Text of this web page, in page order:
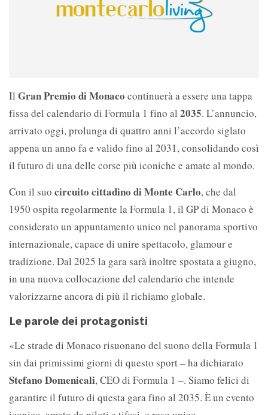
Il Gran Premio di Monaco continuerà a essere una tappa
fissa del calendario di Formula 1 fino al 2035. L’annuncio,
arrivato oggi, prolunga di quattro anni l’accordo siglato
appena un anno fa e valido fino al 2031, consolidando così
il futuro di una delle corse più iconiche e amate al mondo.
Con il suo circuito cittadino di Monte Carlo, che dal
1950 ospita regolarmente la Formula 1, il GP di Monaco è
considerato un appuntamento unico nel panorama sportivo
internazionale, capace di unire spettacolo, glamour e
tradizione. Dal 2025 la gara sarà inoltre spostata a giugno,
in una nuova collocazione del calendario che intende
valorizzarne ancora di più il richiamo globale.
Le parole dei protagonisti
«Le strade di Monaco risuonano del suono della Formula 1
sin dai primissimi giorni di questo sport – ha dichiarato
Stefano Domenicali, CEO di Formula 1 –. Siamo felici di
garantire il futuro di questa gara fino al 2035. È un evento